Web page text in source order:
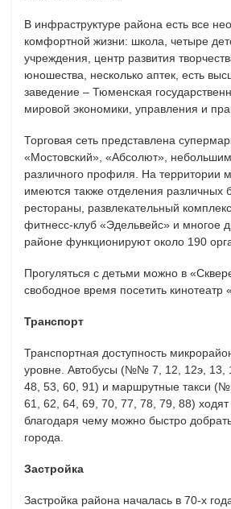
В инфраструктуре района есть все
комфортной жизни: школа, четыре
учреждения, центр развития
юношества, несколько аптек, есть
заведение – Тюменская
мировой экономики, управления и
Торговая сеть представлена
«Мостовский», «Абсолют»,
различного профиля. На территории
имеются также отделения различных
рестораны, развлекательный
фитнесс-клуб «Эдельвейс» и многое
районе функционируют около 190
Прогуляться с детьми можно в
свободное время посетить кинотеатр
Транспорт
Транспортная доступность
уровне. Автобусы (№№ 7, 12, 12э, 13,
48, 53, 60, 91) и маршрутные такси
61, 62, 64, 69, 70, 77, 78, 79, 88) ходят
благодаря чему можно быстро
города.
Застройка
Застройка района началась в 70-х